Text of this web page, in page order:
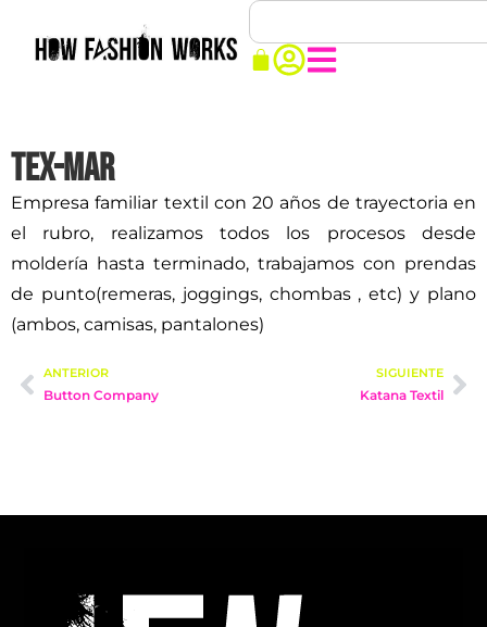
TEX-MAR
Empresa familiar textil con 20 años de trayectoria en
el rubro, realizamos todos los procesos desde
moldería hasta terminado, trabajamos con prendas
de punto(remeras, joggings, chombas , etc) y plano
(ambos, camisas, pantalones)
ANTERIOR
Button Company
SIGUIENTE
Katana Textil